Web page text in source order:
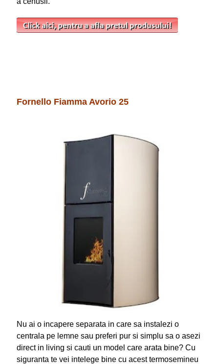
Fornello Fiamma Avorio 25
Nu ai o incapere separata in care sa instalezi o
centrala pe lemne sau preferi pur si simplu sa o asezi
direct in living si cauti un model care arata bine? Cu
siguranta te vei intelege bine cu acest termosemineu